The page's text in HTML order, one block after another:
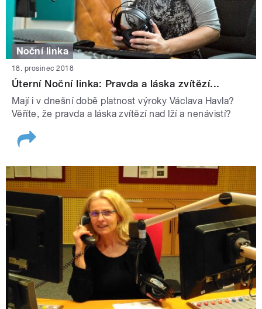
Noční linka
18. prosinec 2018
Úterní Noční linka: Pravda a láska zvítězí...
Mají i v dnešní době platnost výroky Václava Havla?
Věříte, že pravda a láska zvítězí nad lží a nenávistí?